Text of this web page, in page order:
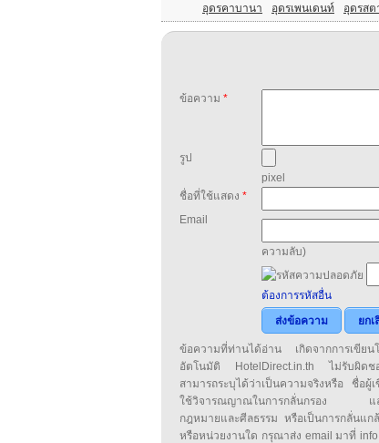
อุดรคาบานา อุดรเพนเดนท์ อุดรสต
ข้อความ *
รูป
pixel
ชื่อที่ใช้แสดง *
Email
ความลับ)
ต้องการรหัสอื่น
ส่งข้อความ
ยกเ
ข้อความที่ท่านได้อ่าน เกิดจากการเขีย
อัตโนมัติ HotelDirect.in.th ไม่รับผิดช
สามารถระบุได้ว่าเป็นความจริงหรือ ชื่อผู้
ใช้วิจารณญาณในการกลั่นกรอง และ
กฎหมายและศีลธรรม หรือเป็นการกลั่นแก
หรือหน่วยงานใด กรุณาส่ง email มาที่